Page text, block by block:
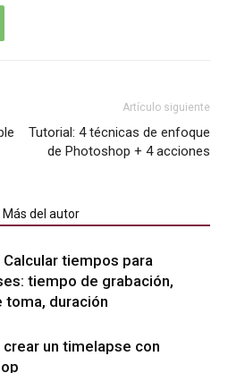
Artículo siguiente
Tutorial: 4 técnicas de enfoque
de Photoshop + 4 acciones
Más del autor
tiempos para
tiempo de grabación,
toma, duración
un timelapse con